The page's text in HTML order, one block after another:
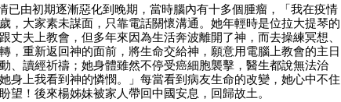
已由初期逐漸惡化到晚期，當時腦內有十多個腫瘤，「我在疫情
，大家素未謀面，只靠電話關懷溝通。她年輕時是位拉大提琴的
夫上教會，但多年來因為生活奔波離開了神，而去操練冥想、
，重新返回神的面前，將生命交給神，願意用電腦上教會的主日
、讀經祈禱；她身體雖然不停受癌細胞襲擊，醫生都說無法治
身上我看到神的憐憫。」每當看到病友生命的改變，她心中不住
！後來楊姊妹被家人帶回中國安息，回歸故土。